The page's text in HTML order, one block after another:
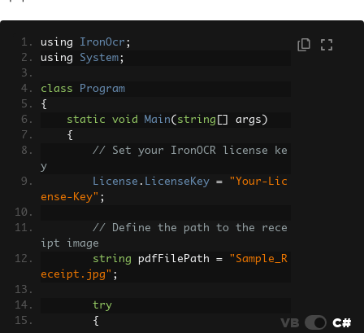
using IronOcr ;
using System;
class
Program
{
static
void Main( string args )
{
// Set your IronOCR license ke
y
License . LicenseKey =
"Your-Lic
ense-Key" ;
// Define the path to the rece
ipt image
string pdfFilePath =
"Sample_R
eceipt.jpg" ;
try
{
VB C#